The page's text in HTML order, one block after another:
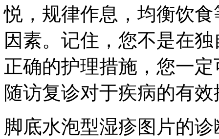
悦，规律作息，均衡饮
因素。记住，您不是在
正确的护理措施，您一
随访复诊对于疾病的有
脚底水泡型湿疹图片的